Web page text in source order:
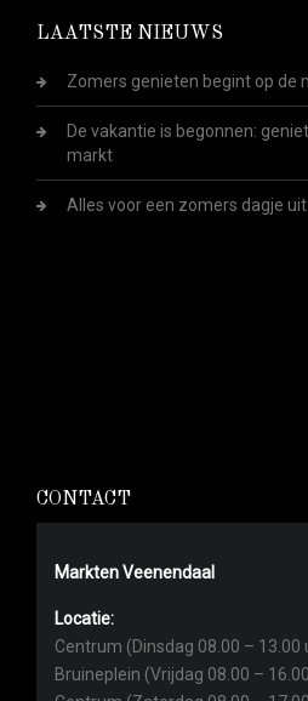
LAATSTE NIEUWS
Zomers genieten begint op de
De vakantie is begonnen:
markt
Alles voor een zomers dagje
CONTACT
Markten Veenendaal
Locatie:
Centrum (Dinsdag 08.00 – 13.00
Bruineplein (Vrijdag 08.00 –